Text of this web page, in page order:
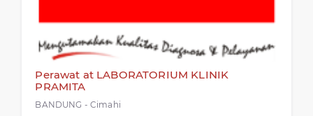
Perawat at LABORATORIUM KLINIK
PRAMITA
BANDUNG - Cimahi